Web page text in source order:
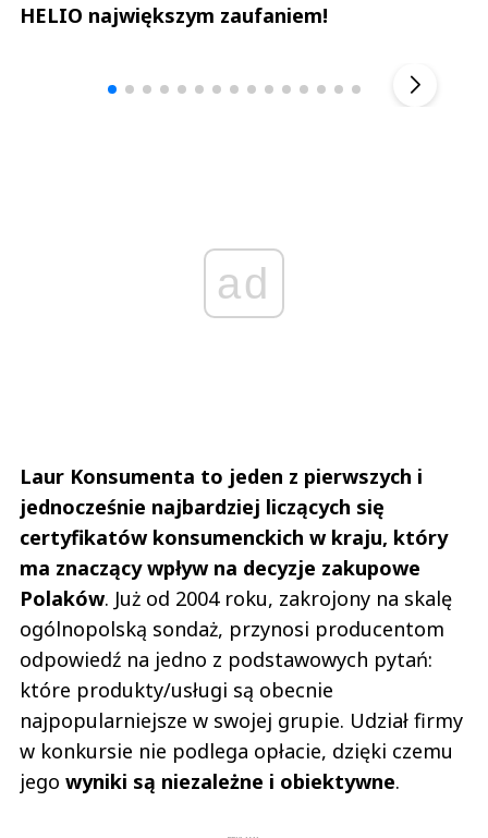
HELIO największym zaufaniem!
ad
Laur Konsumenta to jeden z pierwszych i
jednocześnie najbardziej liczących się
certyfikatów konsumenckich w kraju, który
ma znaczący wpływ na decyzje zakupowe
Polaków. Już od 2004 roku, zakrojony na skalę
ogólnopolską sondaż, przynosi producentom
odpowiedź na jedno z podstawowych pytań:
które produkty/usługi są obecnie
najpopularniejsze w swojej grupie. Udział firmy
w konkursie nie podlega opłacie, dzięki czemu
jego wyniki są niezależne i obiektywne.
Andrzej i Marta Sterniccy